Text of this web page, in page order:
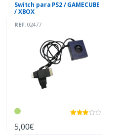
Switch para PS2 / GAMECUBE
/ XBOX
REF:02477
5,00€